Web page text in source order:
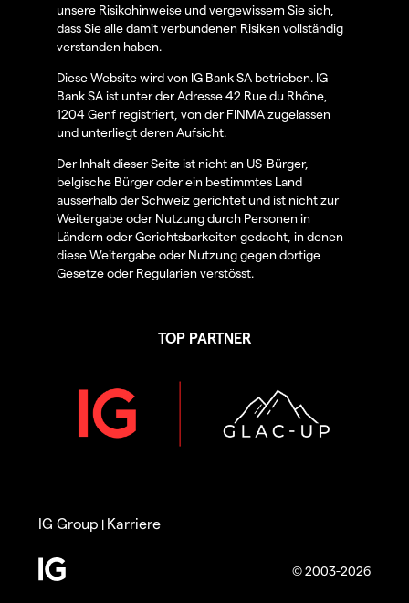
unsere Risikohinweise und vergewissern Sie sich,
dass Sie alle damit verbundenen Risiken vollständig
verstanden haben.
Diese Website wird von IG Bank SA betrieben. IG
Bank SA ist unter der Adresse 42 Rue du Rhône,
1204 Genf registriert, von der FINMA zugelassen
und unterliegt deren Aufsicht.
Der Inhalt dieser Seite ist nicht an US-Bürger,
belgische Bürger oder ein bestimmtes Land
ausserhalb der Schweiz gerichtet und ist nicht zur
Weitergabe oder Nutzung durch Personen in
Ländern oder Gerichtsbarkeiten gedacht, in denen
diese Weitergabe oder Nutzung gegen dortige
Gesetze oder Regularien verstösst.
TOP PARTNER
© 2003-2026
IG Group | Karriere